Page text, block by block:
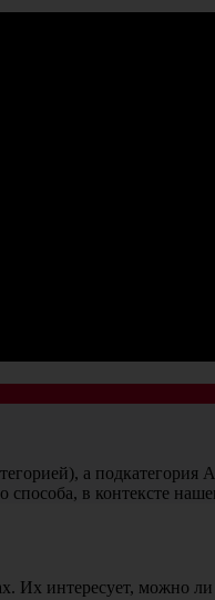
а
в контексте
Их интересует, можно